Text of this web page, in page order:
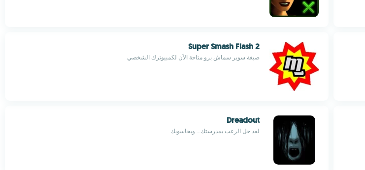
Super Smash Flash 2
صيغة سوبر سماش برو متاحة الآن لكمبيوترك الشخصي
Dreadout
لقد حل الرعب بمدرستك... وبحاسوبك